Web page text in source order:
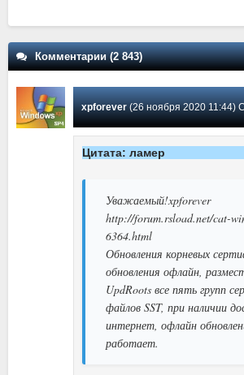
Комментарии (2 843)
xpforever(26 ноября 2020 11:44) Сообщение
Цитата: ламер
Уважаемый!xpforever
http://forum.rsload.net/cat-
6364.html
Обновления корневых
обновления офлайн,
UpdRoots все пять групп
файлов SST, при наличии
интернет, офлайн
работает.